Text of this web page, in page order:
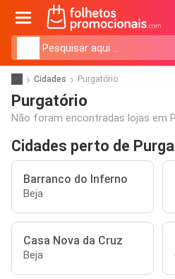
Cidades Purgatório
Purgatório
Não foram encontradas lojas em
Cidades perto de
Barranco do Inferno
Beja
Casa Nova da Cruz
Beja